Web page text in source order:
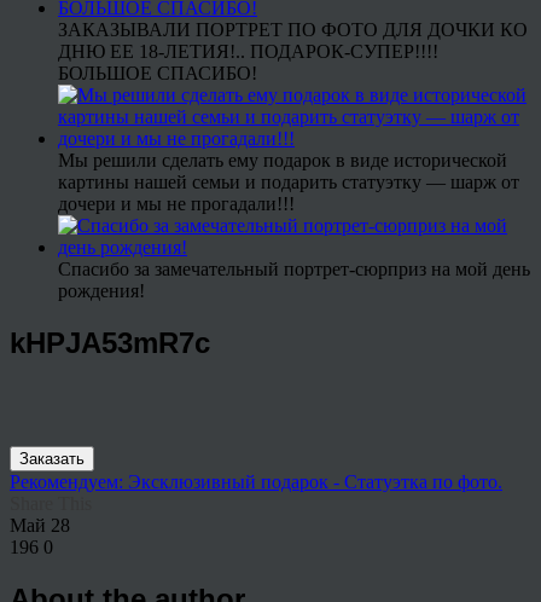
ЗАКАЗЫВАЛИ ПОРТРЕТ ПО ФОТО ДЛЯ ДОЧКИ КО
ДНЮ ЕЕ 18-ЛЕТИЯ!.. ПОДАРОК-СУПЕР!!!!
БОЛЬШОЕ СПАСИБО!
Мы решили сделать ему подарок в виде исторической
картины нашей семьи и подарить статуэтку — шарж от
дочери и мы не прогадали!!!
Спасибо за замечательный портрет-сюрприз на мой день
рождения!
kHPJA53mR7c
Заказать
Рекомендуем: Эксклюзивный подарок - Статуэтка по фото.
Май 28
196 0